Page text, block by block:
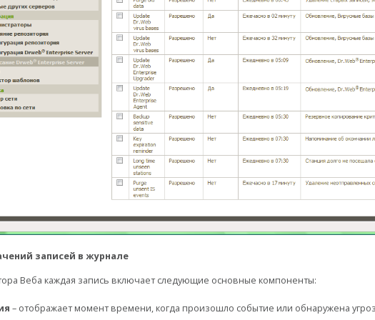
записей в журнале
Веба каждая запись включает следующие основные компоненты:
– отображает момент времени, когда произошло событие или обнаружена